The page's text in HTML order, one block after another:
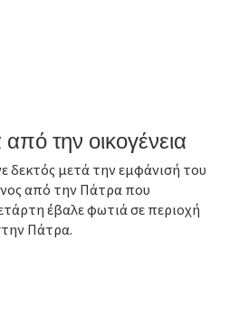
την οικογένεια
δεκτός μετά την εμφάνισή του
από την Πάτρα που
έβαλε φωτιά σε περιοχή
Πάτρα.